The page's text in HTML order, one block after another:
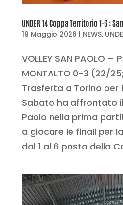
UNDER 14 Coppa Territorio 1-6 :
19 Maggio 2026 | NEWS,
VOLLEY SAN PAOLO –
MONTALTO 0-3 (22/
Trasferta a Torino per
Sabato ha affrontato il
Paolo nella prima
a giocare le finali per
dal 1 al 6 posto della